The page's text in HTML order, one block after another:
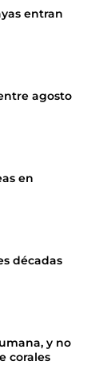
entran
agosto
en
décadas
y no
corales